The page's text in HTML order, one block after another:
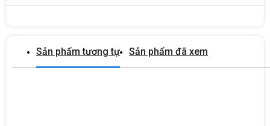
Operating
Relative
0 - 95% (non-condensing)
Sản phẩm tương tự Sản phẩm đã xem